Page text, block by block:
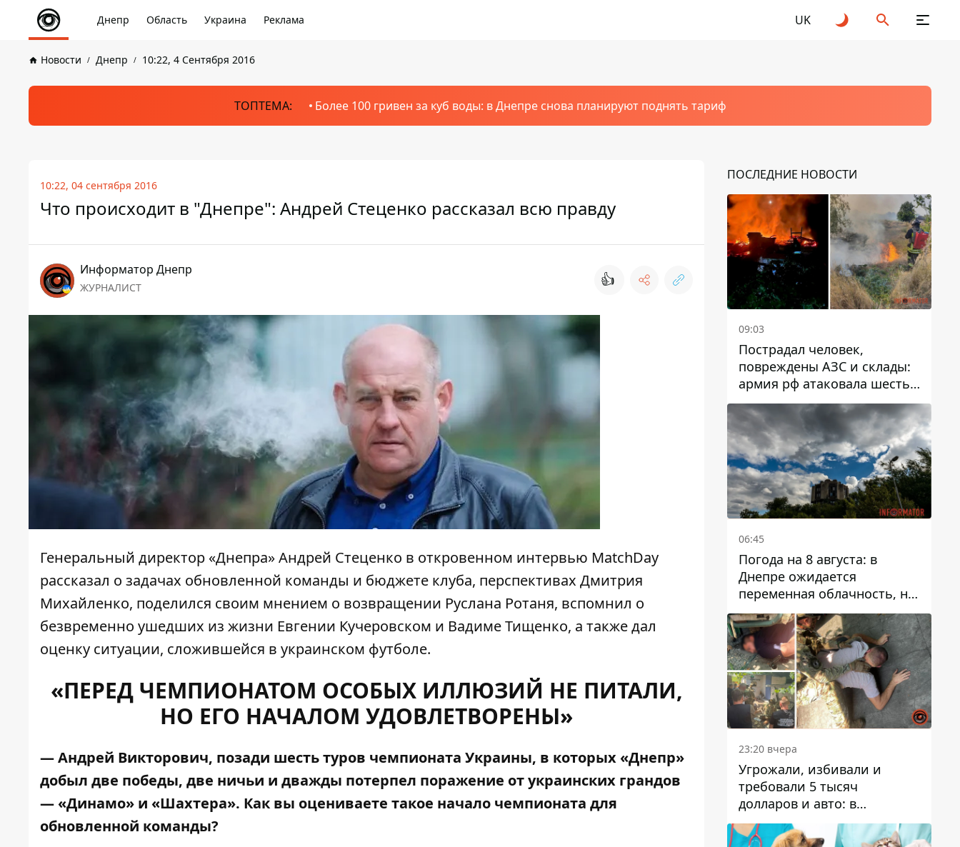
Днепр Область Украина Реклама UK
Новости Днепр 10:22, 4 Сентября 2016
ТОПТЕМА: Более 100 гривен за куб воды: в Днепре снова планируют поднять тариф
10:22, 04 сентября 2016
Что происходит в "Днепре": Андрей Стеценко рассказал всю правду
Информатор Днепр
ЖУРНАЛИСТ 👍
Генеральный директор «Днепра» Андрей Стеценко в откровенном интервью MatchDay
рассказал о задачах обновленной команды и бюджете клуба, перспективах Дмитрия
Михайленко, поделился своим мнением о возвращении Руслана Ротаня, вспомнил о
безвременно ушедших из жизни Евгении Кучеровском и Вадиме Тищенко, а также дал
оценку ситуации, сложившейся в украинском футболе.
«ПЕРЕД ЧЕМПИОНАТОМ ОСОБЫХ ИЛЛЮЗИЙ НЕ ПИТАЛИ,
НО ЕГО НАЧАЛОМ УДОВЛЕТВОРЕНЫ»
— Андрей Викторович, позади шесть туров чемпионата Украины, в которых «Днепр»
добыл две победы, две ничьи и дважды потерпел поражение от украинских грандов
— «Динамо» и «Шахтера». Как вы оцениваете такое начало чемпионата для
обновленной команды?
ПОСЛЕДНИЕ НОВОСТИ
09:03
Пострадал человек,
повреждены АЗС и склады:
армия рф атаковала шесть
районов Днепропетровской
области
06:45
Погода на 8 августа: в
Днепре ожидается
переменная облачность, но
может пойти дождь
23:20 вчера
Угрожали, избивали и
требовали 5 тысяч
долларов и авто: в
Павлограде задержали двух
мужчин